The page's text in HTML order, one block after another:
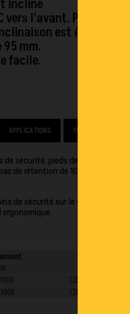
incline
l'avant. Plus le
est élevée.
mm.
facile.
APPLICATIONS FINANCEMENT
sécurité, pieds de support
de rétention de 1000 litres
de sécurité sur le châssis